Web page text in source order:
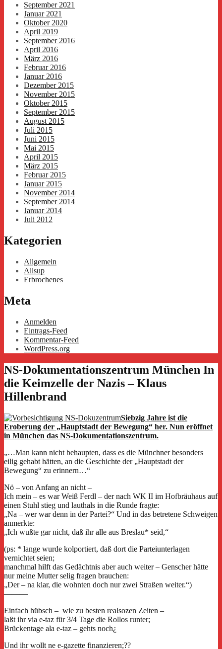
September 2021
Januar 2021
Oktober 2020
April 2019
September 2016
April 2016
März 2016
Februar 2016
Januar 2016
Dezember 2015
November 2015
Oktober 2015
September 2015
August 2015
Juli 2015
Juni 2015
Mai 2015
April 2015
März 2015
Februar 2015
Januar 2015
November 2014
September 2014
Januar 2014
Juli 2012
Kategorien
Allgemein
Allsup
Erbrochenes
Meta
Anmelden
Eintrags-Feed
Kommentar-Feed
WordPress.org
NS-Dokumentationszentrum München In
die Keimzelle der Nazis – Klaus
Hillenbrand
Siebzig Jahre ist die
Eroberung der „Hauptstadt der Bewegung“ her. Nun eröffnet
in München das NS-Dokumentationszentrum.
„…Man kann nicht behaupten, dass es die Münchner besonders
eilig gehabt hätten, an die Geschichte der „Hauptstadt der
Bewegung“ zu erinnern…“
Nö – von Anfang an nicht –
Ich mein – es war Weiß Ferdl – der nach WK II im Hofbräuhaus auf
einen Stuhl stieg und lauthals in die Runde fragte:
„Na – wer war denn in der Partei?“ Und in das betretene Schweigen
anmerkte:
„Ich wußte gar nicht, daß ihr alle aus Breslau* seid,“
(ps: * lange wurde kolportiert, daß dort die Parteiunterlagen
vernichtet seien;
manchmal hilft das Gedächtnis aber auch weiter – Genscher hätte
nur meine Mutter selig fragen brauchen:
„Der – na klar, die wohnten doch nur zwei Straßen weiter.“)
———
Einfach hübsch – wie zu besten realsozen Zeiten –
laßt ihr via e-taz für 3/4 Tage die Rollos runter;
Brückentage ala e-taz – gehts noch¿
Und ihr wollt ne e-gazette finanzieren;??